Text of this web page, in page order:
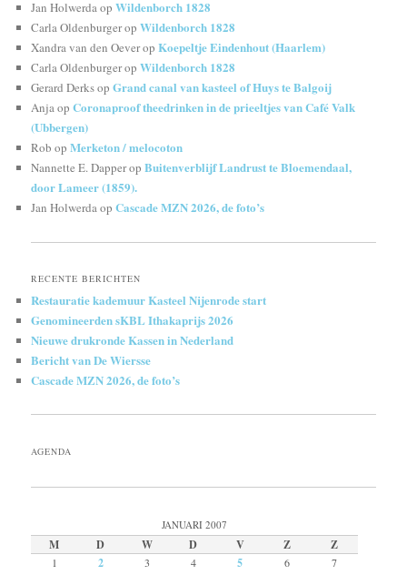
Jan HolwerdaopWildenborch 1828
Carla OldenburgeropWildenborch 1828
Xandra van den OeveropKoepeltje Eindenhout (Haarlem)
Carla OldenburgeropWildenborch 1828
Gerard DerksopGrand canal van kasteel of Huys te Balgoij
AnjaopCoronaproof theedrinken in de prieeltjes van Café Valk
(Ubbergen)
Rob opMerketon / melocoton
Nannette E. DapperopBuitenverblijf Landrust te Bloemendaal,
door Lameer (1859).
Jan HolwerdaopCascade MZN 2026, de foto’s
RECENTE BERICHTEN
Restauratie kademuur Kasteel Nijenrode start
Genomineerden sKBL Ithakaprijs 2026
Nieuwe drukronde Kassen in Nederland
Bericht van De Wiersse
Cascade MZN 2026, de foto’s
AGENDA
JANUARI 2007
M D W D V Z Z
1 2 3 4 5 6 7